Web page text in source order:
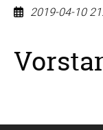
2019-04-10